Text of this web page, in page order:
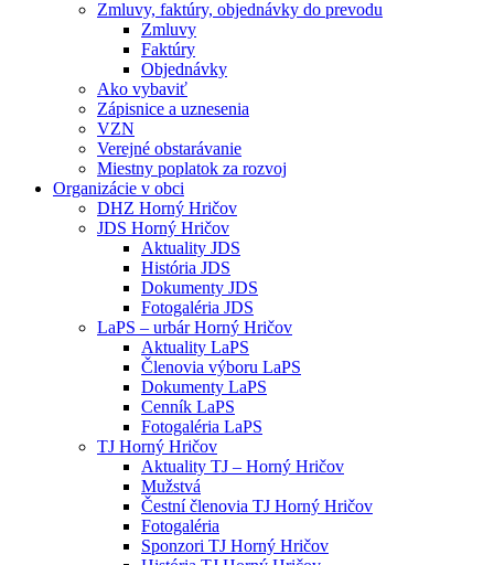
Zmluvy, faktúry, objednávky do prevodu
Zmluvy
Faktúry
Objednávky
Ako vybaviť
Zápisnice a uznesenia
VZN
Verejné obstarávanie
Miestny poplatok za rozvoj
Organizácie v obci
DHZ Horný Hričov
JDS Horný Hričov
Aktuality JDS
História JDS
Dokumenty JDS
Fotogaléria JDS
LaPS – urbár Horný Hričov
Aktuality LaPS
Členovia výboru LaPS
Dokumenty LaPS
Cenník LaPS
Fotogaléria LaPS
TJ Horný Hričov
Aktuality TJ – Horný Hričov
Mužstvá
Čestní členovia TJ Horný Hričov
Fotogaléria
Sponzori TJ Horný Hričov